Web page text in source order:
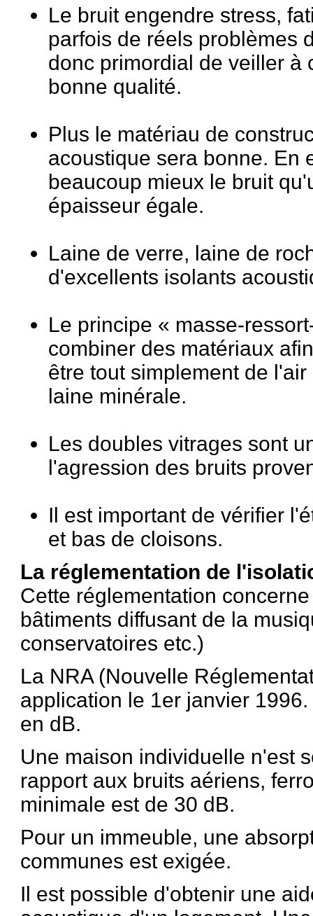
Le bruit engendre stress,
parfois de réels problèmes
donc primordial de veiller à
bonne qualité.
Plus le matériau de
acoustique sera bonne. En
beaucoup mieux le bruit
épaisseur égale.
Laine de verre, laine de
d'excellents isolants
Le principe « masse-
combiner des matériaux
être tout simplement de
laine minérale.
Les doubles vitrages sont
l'agression des bruits
Il est important de vérifier
et bas de cloisons.
La réglementation de
Cette réglementation
bâtiments diffusant de la
conservatoires etc.)
La NRA (Nouvelle
application le 1er janvier
en dB.
Une maison individuelle n'est
rapport aux bruits aériens,
minimale est de 30 dB.
Pour un immeuble, une
communes est exigée.
Il est possible d'obtenir une